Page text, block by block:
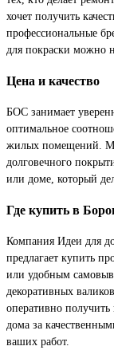
хочет получить
профессиональные
для покраски можно
Цена и качество
БОС занимает
оптимальное
жилых помещений.
долговечного
или доме, который
Где купить в
Компания Идеи для
предлагает купить
или удобным
декоративных
оперативно
дома за
ваших работ.